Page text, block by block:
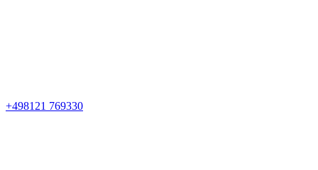
+498121 769330